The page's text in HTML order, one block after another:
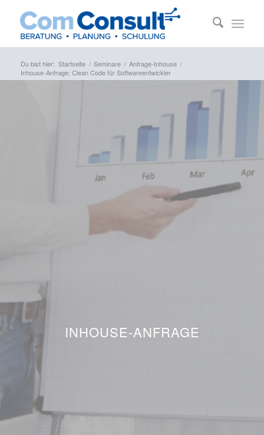
Du bist hier: Startseite / Seminare / Anfrage-Inhouse /
Inhouse-Anfrage: Clean Code für Softwareentwickler
INHOUSE-ANFRAGE